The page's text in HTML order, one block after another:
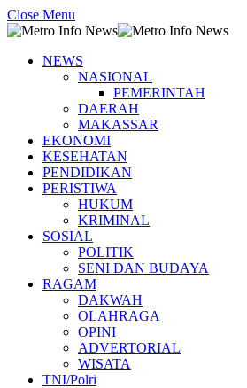
Close Menu
NEWS
NASIONAL
PEMERINTAH
DAERAH
MAKASSAR
EKONOMI
KESEHATAN
PENDIDIKAN
PERISTIWA
HUKUM
KRIMINAL
SOSIAL
POLITIK
SENI DAN BUDAYA
RAGAM
DAKWAH
OLAHRAGA
OPINI
ADVERTORIAL
WISATA
TNI/Polri